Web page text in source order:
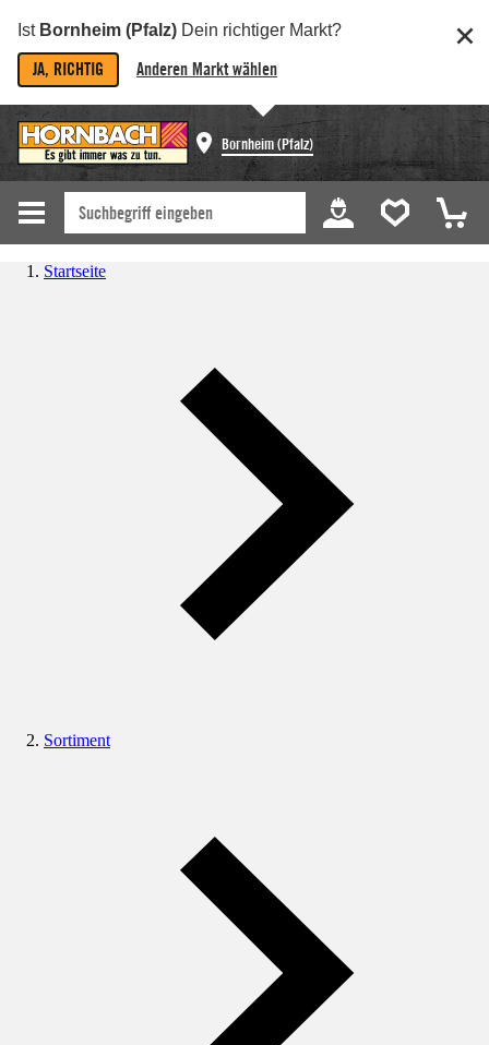
Ist Bornheim (Pfalz) Dein richtiger Markt?
JA, RICHTIG Anderen Markt wählen
Bornheim (Pfalz)
Startseite
Sortiment